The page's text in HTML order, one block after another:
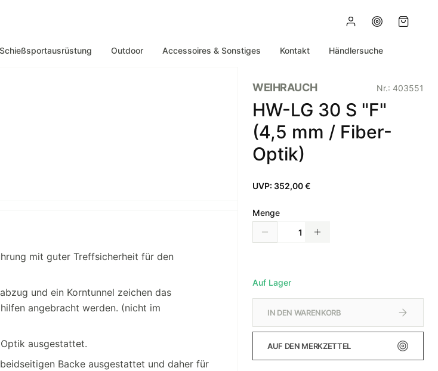
Schießsportausrüstung Outdoor Accessoires & Sonstiges Kontakt Händlersuche
mit guter Treffsicherheit für den
und ein Korntunnel zeichen das
angebracht werden. (nicht im
ausgestattet.
Backe ausgestattet und daher für
WEIHRAUCH Nr.: 403551
HW-LG 30 S "F"
(4,5 mm / Fiber-
Optik)
UVP: 352,00 €
Menge
Auf Lager
IN DEN WARENKORB
AUF DEN MERKZETTEL